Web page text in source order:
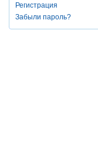
Регистрация
Забыли пароль?